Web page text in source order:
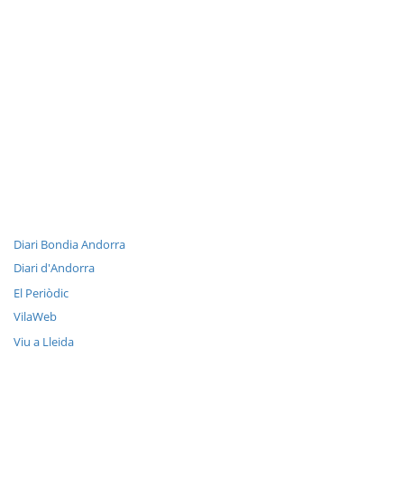
Diari Bondia Andorra
Diari d'Andorra
El Periòdic
VilaWeb
Viu a Lleida